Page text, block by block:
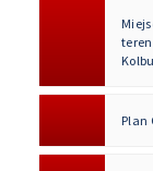
Plan